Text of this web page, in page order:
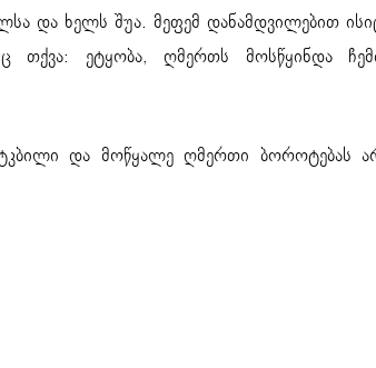
და ხელს შუა. მეფემ დანამდვილებით
ეტყობა, ღმერთს მოსწყინდა
ტკბილი და მოწყალე ღმერთი ბოროტებას